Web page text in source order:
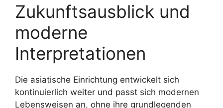
Zukunftsausblick und
moderne
Interpretationen
Die asiatische Einrichtung entwickelt sich
kontinuierlich weiter und passt sich modernen
Lebensweisen an, ohne ihre grundlegenden